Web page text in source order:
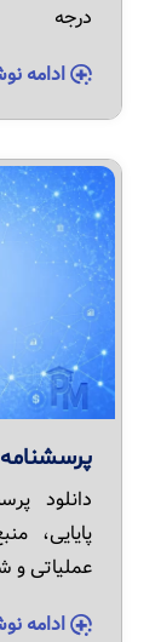
درجه
ادامه
دانلود
پایایی،
عملیاتی و
ادامه